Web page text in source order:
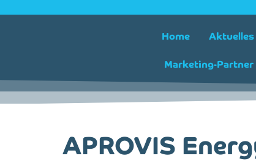
Home Aktuelles
Marketing-Partner
APROVIS